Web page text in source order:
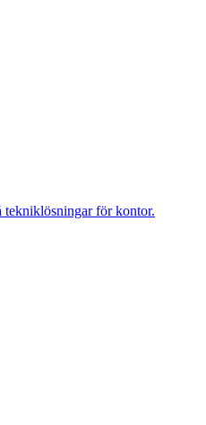
tekniklösningar för kontor.